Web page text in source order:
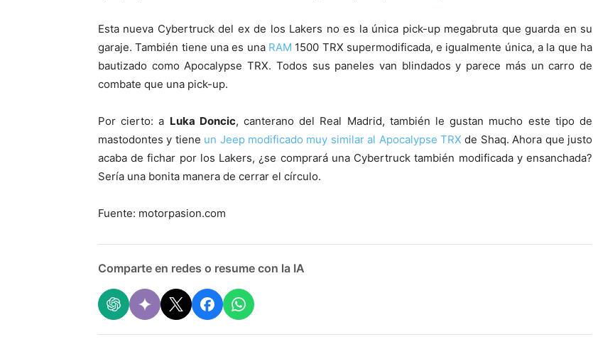
Esta nueva Cybertruck del ex de los Lakers no es la única pick-up megabruta que guarda en su
garaje. También tiene una es una RAM 1500 TRX supermodificada, e igualmente única, a la que ha
bautizado como Apocalypse TRX. Todos sus paneles van blindados y parece más un carro de
combate que una pick-up.
Por cierto: a Luka Doncic, canterano del Real Madrid, también le gustan mucho este tipo de
mastodontes y tiene un Jeep modificado muy similar al Apocalypse TRX de Shaq. Ahora que justo
acaba de fichar por los Lakers, ¿se comprará una Cybertruck también modificada y ensanchada?
Sería una bonita manera de cerrar el círculo.
Fuente: motorpasion.com
Comparte en redes o resume con la IA